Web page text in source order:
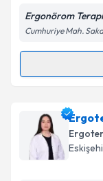
Ergonörom
Cumhuriye Mah.
Randevu
talebi
için bir